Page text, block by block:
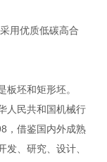
低碳高合
坯和矩形坯。
人民共和国机械行
，借鉴国内外成熟
、研究、设计、